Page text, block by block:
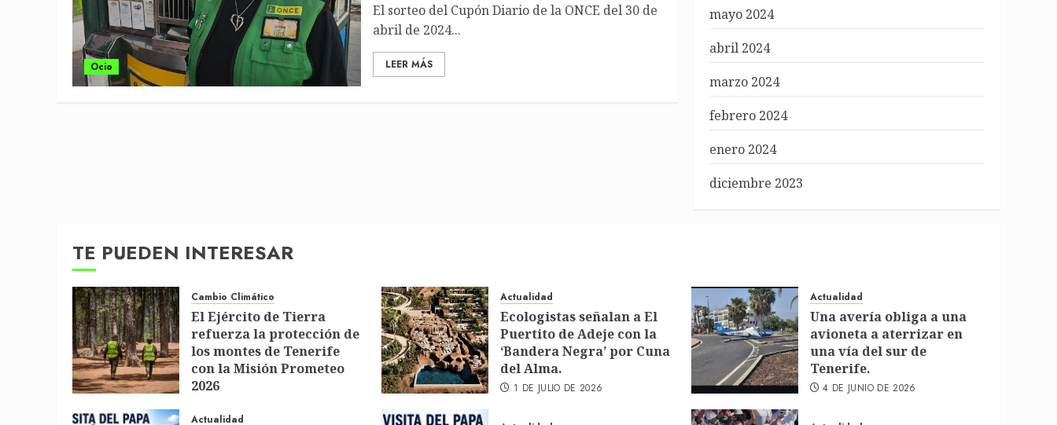
Ocio
El sorteo del Cupón Diario de la ONCE del 30 de
abril de 2024...
LEER MÁS
mayo 2024
abril 2024
marzo 2024
febrero 2024
enero 2024
diciembre 2023
TE PUEDEN INTERESAR
Cambio Climático
El Ejército de Tierra
refuerza la protección de
los montes de Tenerife
con la Misión Prometeo
2026
Actualidad
Ecologistas señalan a El
Puertito de Adeje con la
‘Bandera Negra’ por Cuna
del Alma.
1 DE JULIO DE 2026
Actualidad
Una avería obliga a una
avioneta a aterrizar en
una vía del sur de
Tenerife.
4 DE JUNIO DE 2026
Actualidad